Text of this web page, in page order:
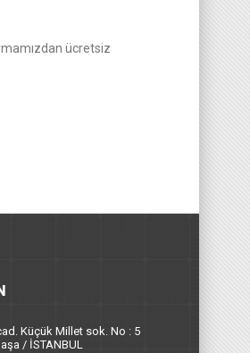
ücretsiz
Küçük Millet sok. No : 5
/ İSTANBUL